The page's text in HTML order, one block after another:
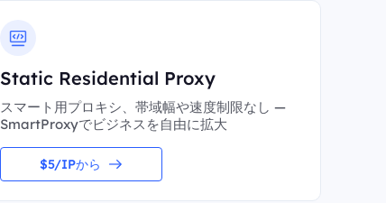
Static Residential Proxy
スマート用プロキシ、帯域幅や速度制限なし —
SmartProxyでビジネスを自由に拡大
$5/IPから